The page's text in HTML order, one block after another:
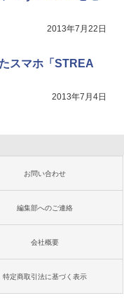
2013年7月22日
スマホ「STREA
2013年7月4日
お問い合わせ
編集部へのご連絡
会社概要
特定商取引法に基づく表示